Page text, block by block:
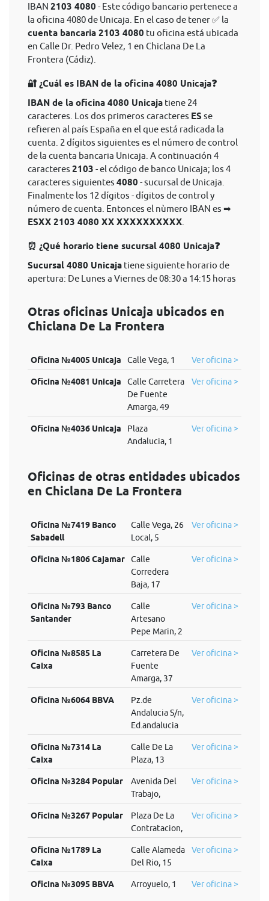
IBAN 2103 4080 - Este código bancario pertenece a
la oficina 4080 de Unicaja. En el caso de tener ✅ la
cuenta bancaria 2103 4080 tu oficina está ubicada
en Calle Dr. Pedro Velez, 1 en Chiclana De La
Frontera (Cádiz).
🔐 ¿Cuál es IBAN de la oficina 4080 Unicaja❓
IBAN de la oficina 4080 Unicaja tiene 24
caracteres. Los dos primeros caracteres ES se
refieren al país España en el que está radicada la
cuenta. 2 dígitos siguientes es el número de control
de la cuenta bancaria Unicaja. A continuación 4
caracteres 2103 - el código de banco Unicaja; los 4
caracteres siguientes 4080 - sucursal de Unicaja.
Finalmente los 12 dígitos - dígitos de control y
número de cuenta. Entonces el nùmero IBAN es ➡
ESXX 2103 4080 XX XXXXXXXXXX
⏰ ¿Qué horario tiene sucursal 4080 Unicaja❓
Sucursal 4080 Unicaja tiene siguiente horario de
apertura: De Lunes a Viernes de 08:30 a 14:15 horas
Otras oficinas Unicaja ubicados en
Chiclana De La Frontera
Oficina №4005 Unicaja Calle Vega, 1 Ver oficina >
Oficina №4081 Unicaja
Calle Carretera
De Fuente
Amarga, 49
Ver oficina >
Oficina №4036 Unicaja
Plaza
Andalucia, 1
Ver oficina >
Oficinas de otras entidades ubicados
en Chiclana De La Frontera
Oficina №7419 Banco
Sabadell
Calle Vega, 26
Local, 5
Ver oficina >
Oficina №1806 Cajamar
Calle
Corredera
Baja, 17
Ver oficina >
Oficina №793 Banco
Santander
Calle
Artesano
Pepe Marin, 2
Ver oficina >
Oficina №8585 La
Caixa
Carretera De
Fuente
Amarga, 37
Ver oficina >
Oficina №6064 BBVA
Pz.de
Andalucia S/n,
Ed.andalucia
Ver oficina >
Oficina №7314 La
Caixa
Calle De La
Plaza, 13
Ver oficina >
Oficina №3284 Popular
Avenida Del
Trabajo,
Ver oficina >
Oficina №3267 Popular
Plaza De La
Contratacion,
Ver oficina >
Oficina №1789 La
Caixa
Calle Alameda
Del Rio, 15
Ver oficina >
Oficina №3095 BBVA Arroyuelo, 1 Ver oficina >